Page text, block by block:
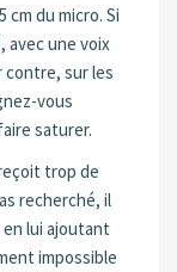
cm du micro. Si
avec une voix
contre, sur les
vous
saturer.
trop de
recherché, il
lui ajoutant
impossible